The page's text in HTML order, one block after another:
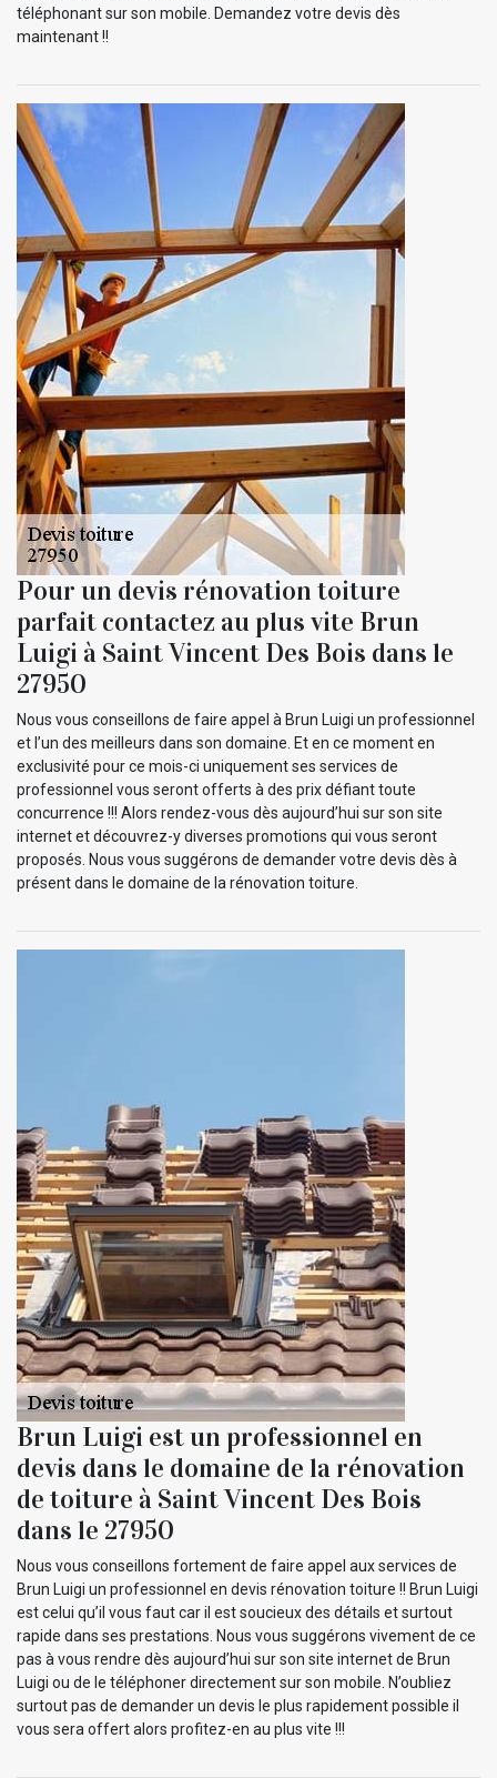
téléphonant sur son mobile. Demandez votre devis dès
maintenant !!
Pour un devis rénovation toiture
parfait contactez au plus vite Brun
Luigi à Saint Vincent Des Bois dans le
27950
Nous vous conseillons de faire appel à Brun Luigi un professionnel
et l’un des meilleurs dans son domaine. Et en ce moment en
exclusivité pour ce mois-ci uniquement ses services de
professionnel vous seront offerts à des prix défiant toute
concurrence !!! Alors rendez-vous dès aujourd’hui sur son site
internet et découvrez-y diverses promotions qui vous seront
proposés. Nous vous suggérons de demander votre devis dès à
présent dans le domaine de la rénovation toiture.
Brun Luigi est un professionnel en
devis dans le domaine de la rénovation
de toiture à Saint Vincent Des Bois
dans le 27950
Nous vous conseillons fortement de faire appel aux services de
Brun Luigi un professionnel en devis rénovation toiture !! Brun Luigi
est celui qu’il vous faut car il est soucieux des détails et surtout
rapide dans ses prestations. Nous vous suggérons vivement de ce
pas à vous rendre dès aujourd’hui sur son site internet de Brun
Luigi ou de le téléphoner directement sur son mobile. N’oubliez
surtout pas de demander un devis le plus rapidement possible il
vous sera offert alors profitez-en au plus vite !!!